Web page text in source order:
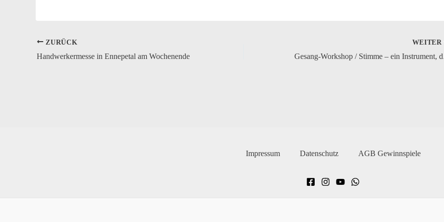
ZURÜCK
Handwerkermesse in Ennepetal am Wochenende
WEITER
Impressum Datenschutz AGB Gewinnspiele